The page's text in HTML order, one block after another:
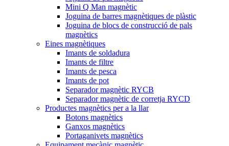
Mini Q Man magnètic
Joguina de barres magnètiques de plàstic
Joguina de blocs de construcció de pals
magnètics
Eines magnètiques
Imants de soldadura
Imants de filtre
Imants de pesca
Imants de pot
Separador magnètic RYCB
Separador magnètic de corretja RYCD
Productes magnètics per a la llar
Botons magnètics
Ganxos magnètics
Portaganivets magnètics